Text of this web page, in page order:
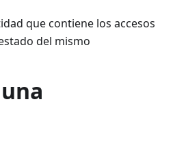
que contiene los accesos
del mismo